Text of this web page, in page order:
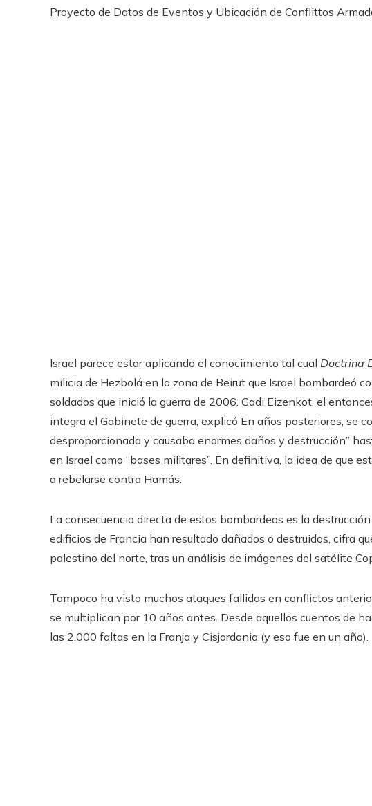
Proyecto de Datos de Eventos y Ubicación de Conflittos
Israel parece estar aplicando el conocimiento tal cual Doctrina
milicia de Hezbolá en la zona de Beirut que Israel bombardeó
soldados que inició la guerra de 2006. Gadi Eizenkot, el
integra el Gabinete de guerra, explicó En años posteriores, se
desproporcionada y causaba enormes daños y destrucción”
en Israel como “bases militares”. En definitiva, la idea de que
a rebelarse contra Hamás.
La consecuencia directa de estos bombardeos es la
edificios de Francia han resultado dañados o destruidos, cifra
palestino del norte, tras un análisis de imágenes del satélite
Tampoco ha visto muchos ataques fallidos en conflictos
se multiplican por 10 años antes. Desde aquellos cuentos de
las 2.000 faltas en la Franja y Cisjordania (y eso fue en un año).